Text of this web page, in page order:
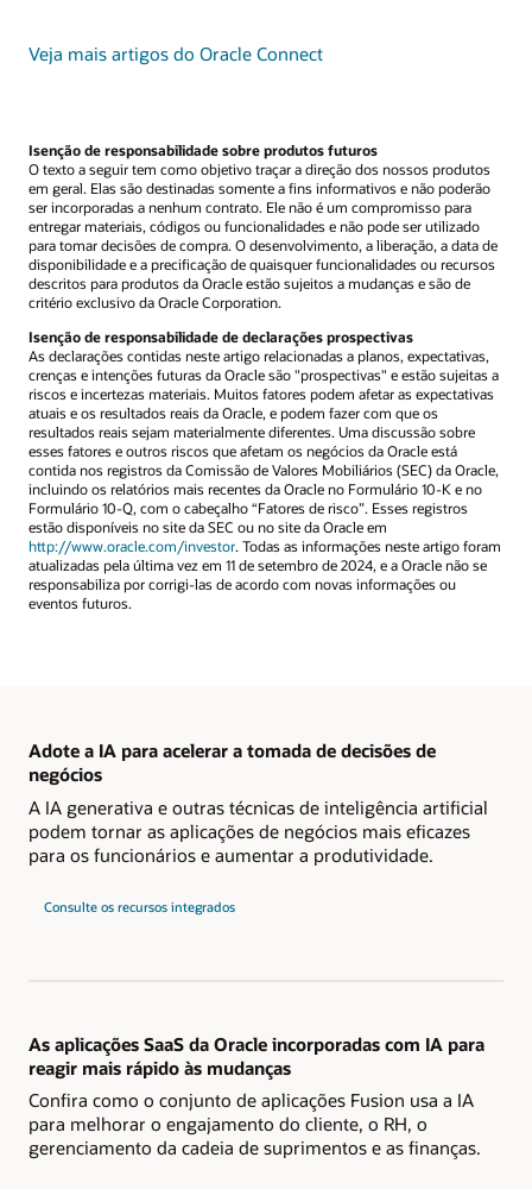
Veja mais artigos do Oracle Connect
Isenção de responsabilidade sobre produtos futuros
O texto a seguir tem como objetivo traçar a direção dos nossos produtos
em geral. Elas são destinadas somente a fins informativos e não poderão
ser incorporadas a nenhum contrato. Ele não é um compromisso para
entregar materiais, códigos ou funcionalidades e não pode ser utilizado
para tomar decisões de compra. O desenvolvimento, a liberação, a data de
disponibilidade e a precificação de quaisquer funcionalidades ou recursos
descritos para produtos da Oracle estão sujeitos a mudanças e são de
critério exclusivo da Oracle Corporation.
Isenção de responsabilidade de declarações prospectivas
As declarações contidas neste artigo relacionadas a planos, expectativas,
crenças e intenções futuras da Oracle são "prospectivas" e estão sujeitas a
riscos e incertezas materiais. Muitos fatores podem afetar as expectativas
atuais e os resultados reais da Oracle, e podem fazer com que os
resultados reais sejam materialmente diferentes. Uma discussão sobre
esses fatores e outros riscos que afetam os negócios da Oracle está
contida nos registros da Comissão de Valores Mobiliários (SEC) da Oracle,
incluindo os relatórios mais recentes da Oracle no Formulário 10-K e no
Formulário 10-Q, com o cabeçalho “Fatores de risco”. Esses registros
estão disponíveis no site da SEC ou no site da Oracle em
http://www.oracle.com/investor. Todas as informações neste artigo foram
atualizadas pela última vez em 11 de setembro de 2024, e a Oracle não se
responsabiliza por corrigi-las de acordo com novas informações ou
eventos futuros.
Adote a IA para acelerar a tomada de decisões de
negócios
A IA generativa e outras técnicas de inteligência artificial
podem tornar as aplicações de negócios mais eficazes
para os funcionários e aumentar a produtividade.
Consulte os recursos integrados
As aplicações SaaS da Oracle incorporadas com IA para
reagir mais rápido às mudanças
Confira como o conjunto de aplicações Fusion usa a IA
para melhorar o engajamento do cliente, o RH, o
gerenciamento da cadeia de suprimentos e as finanças.